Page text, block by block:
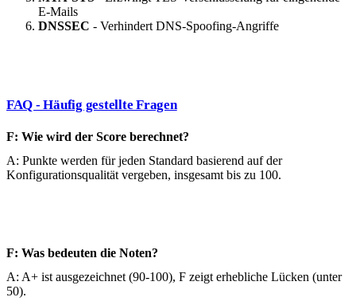
E-Mails
DNSSEC - Verhindert DNS-Spoofing-Angriffe
FAQ - Häufig gestellte Fragen
F: Wie wird der Score berechnet?
A: Punkte werden für jeden Standard basierend auf der
Konfigurationsqualität vergeben, insgesamt bis zu 100.
F: Was bedeuten die Noten?
A: A+ ist ausgezeichnet (90-100), F zeigt erhebliche Lücken (unter
50).